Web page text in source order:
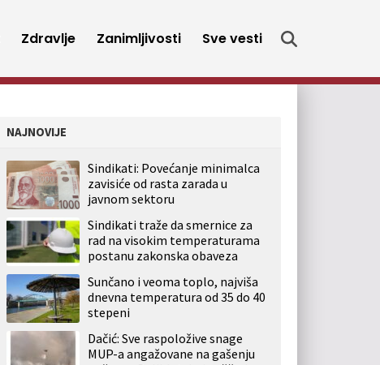
Zdravlje Zanimljivosti Sve vesti
NAJNOVIJE
Sindikati: Povećanje minimalca
zavisiće od rasta zarada u
javnom sektoru
Sindikati traže da smernice za
rad na visokim temperaturama
postanu zakonska obaveza
Sunčano i veoma toplo, najviša
dnevna temperatura od 35 do 40
stepeni
Dačić: Sve raspoložive snage
MUP-a angažovane na gašenju